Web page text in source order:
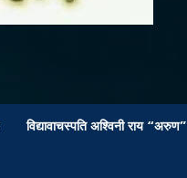
विद्यावाचस्पति अश्विनी राय “अरुण”